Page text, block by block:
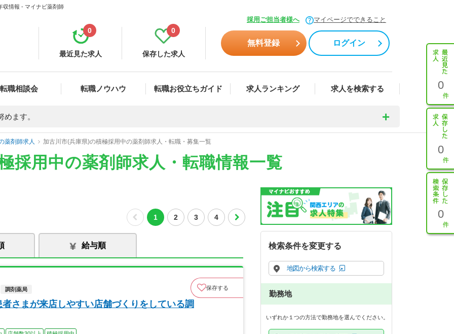
収情報 - マイナビ薬剤師
採用ご担当者様へ マイページでできること
最近見た求人
0
保存した求人
0
無料登録 ログイン
転職相談会 転職ノウハウ 転職お役立ちガイド 求人ランキング 求人を検索する 0
0
0
ます。
薬剤師求人 加古川市(兵庫県)の積極採用中の薬剤師求人・転職・募集一覧
採用中の薬剤師求人・転職情報一覧
1 2 3 4
給与順
調剤薬局 保存する
さまが来店しやすい店舗づくりをしている調
検索条件を変更する
地図から検索する
勤務地
いずれか１つの方法で勤務地を選んでください。